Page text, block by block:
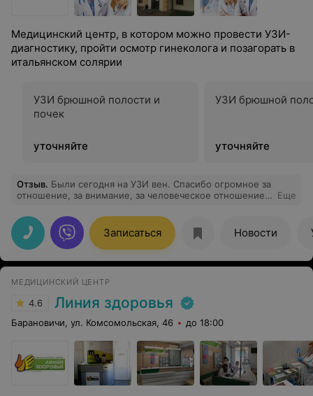
Медицинский центр, в котором можно провести УЗИ-
диагностику, пройти осмотр гинеколога и позагорать в
итальянском солярии
УЗИ брюшной полости и
почек
уточняйте
УЗИ брюшной
уточняйте
Отзыв. Были сегодня на УЗИ вен. Спасибо огромное за
отношение, за внимание, за человеческое отношение.
спасибо Вам!
Еще
Записаться Новости
МЕДИЦИНСКИЙ ЦЕНТР
4.6 Линия здоровья
Барановичи, ул. Комсомольская, 46 до 18:00